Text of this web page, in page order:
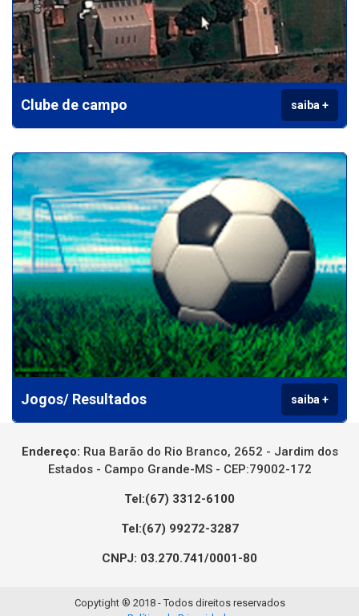
Clube de campo saiba +
Jogos/ Resultados saiba +
Endereço: Rua Barão do Rio Branco, 2652 - Jardim dos
Estados - Campo Grande-MS - CEP:79002-172
Tel:(67) 3312-6100
Tel:(67) 99272-3287
CNPJ: 03.270.741/0001-80
Copytight ® 2018 - Todos direitos reservados